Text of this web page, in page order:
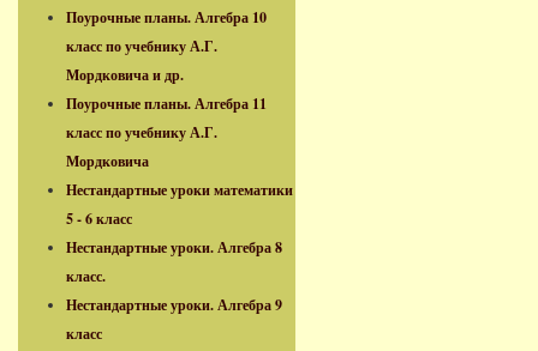
Поурочные планы. Алгебра 10
класс по учебнику А.Г.
Мордковича и др.
Поурочные планы. Алгебра 11
класс по учебнику А.Г.
Мордковича
Нестандартные уроки математики
5 - 6 класс
Нестандартные уроки. Алгебра 8
класс.
Нестандартные уроки. Алгебра 9
класс